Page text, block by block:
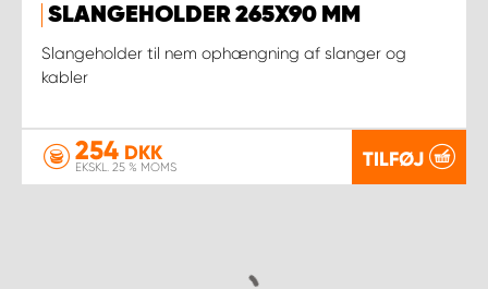
SLANGEHOLDER 265X90 MM
Slangeholder til nem ophængning af slanger og
kabler
254 DKK
EKSKL. 25 % MOMS TILFØJ